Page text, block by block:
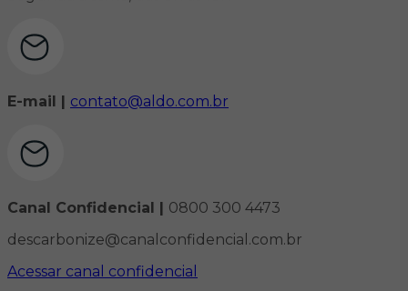
E-mail | contato@aldo.com.br
Canal Confidencial | 0800 300 4473
descarbonize@canalconfidencial.com.br
Acessar canal confidencial